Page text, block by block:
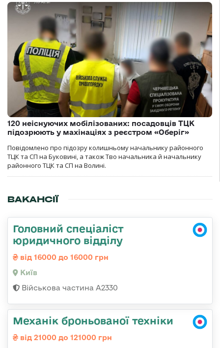
120 неіснуючих мобілізованих: посадовців ТЦК
підозрюють у махінаціях з реєстром «Оберіг»
Повідомлено про підозру колишньому начальнику районного
ТЦК та СП на Буковині, а також Тво начальника й начальнику
районного ТЦК та СП на Волині.
ВАКАНСІЇ
Головний спеціаліст
юридичного відділу
від 16000 до 16000 грн
Київ
Військова частина A2330
Механік броньованої техніки
від 21000 до 121000 грн